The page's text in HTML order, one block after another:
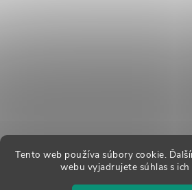
Tento web používa súbory cookie.
webu vyjadrujete súhlas s